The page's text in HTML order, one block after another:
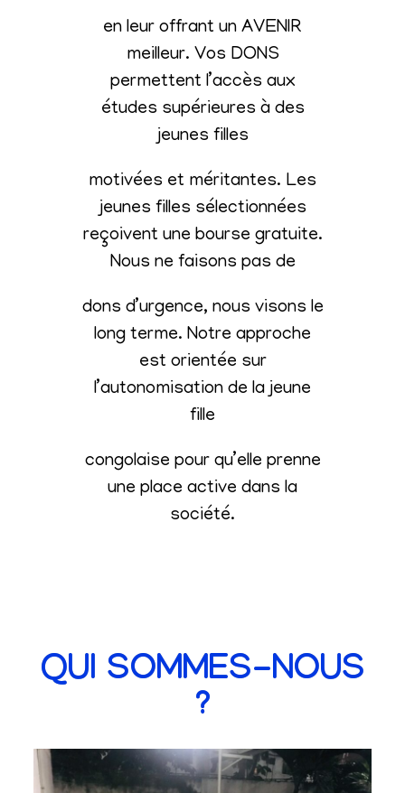
en leur offrant un AVENIR
meilleur. Vos DONS
permettent l’accès aux
études supérieures à des
jeunes filles
motivées et méritantes. Les
jeunes filles sélectionnées
reçoivent une bourse gratuite.
Nous ne faisons pas de
dons d’urgence, nous visons le
long terme. Notre approche
est orientée sur
l’autonomisation de la jeune
fille
congolaise pour qu’elle prenne
une place active dans la
société.
QUI SOMMES-NOUS
?